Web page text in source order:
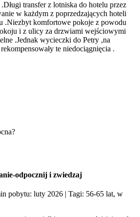
transfer z lotniska do hotelu przez
w każdym z poprzedzających hoteli
.Niezbyt komfortowe pokoje z powodu
i z ulicy za drzwiami wejściowymi
.Jednak wycieczki do Petry ,na
te niedociągnięcia .
odpocznij i zwiedzaj
pobytu: luty 2026 | Tagi: 56-65 lat, w